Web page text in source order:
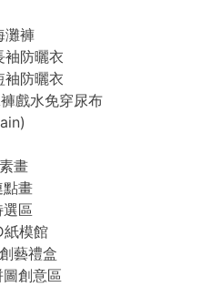
灘褲
防曬衣
防曬衣
戲水免穿尿布
畫
畫
區
模館
藝禮盒
創意區